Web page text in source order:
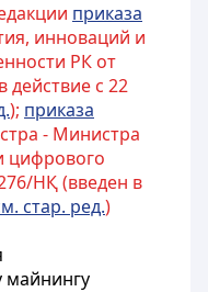
приказа
инноваций и
РК от
действие с 22
); приказа
- Министра
цифрового
НҚ (введен в
стар. ред.)
майнингу